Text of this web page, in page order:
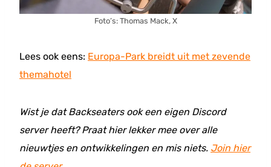
Foto’s: Thomas Mack, X
Lees ook eens: Europa-Park breidt uit met zevende
themahotel
Wist je dat Backseaters ook een eigen Discord
server heeft? Praat hier lekker mee over alle
nieuwtjes en ontwikkelingen en mis niets. Join hier